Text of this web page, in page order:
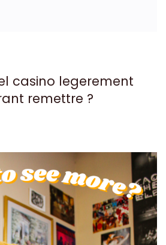
casino legerement
remettre ?